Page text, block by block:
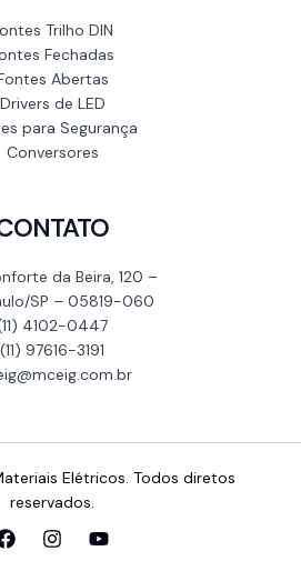
Trilho DIN
Fechadas
Abertas
Drivers de LED
para Segurança
Conversores
da Beira, 120 –
SP – 05819-060
4102-0447
(11) 97616-3191
Elétricos. Todos diretos
reservados.